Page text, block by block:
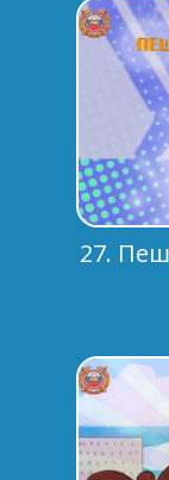
27.